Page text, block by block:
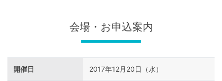
会場・お申込案内
開催日 2017年12月20日（水）